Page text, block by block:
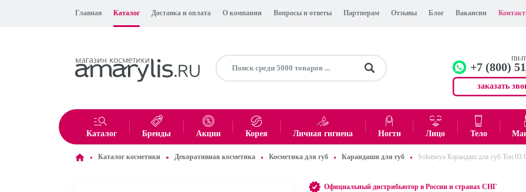
Главная Каталог Доставка и оплата О компании Вопросы и ответы Партнерам Отзывы Блог Вакансии
ПН-
+7 (800)
заказать
Офис +7 (499)
Итого: 0 ₽
Каталог Бренды Акции Корея Личная гигиена Ногти Лицо Тело
Каталог косметики Декоративная косметика Косметика для губ Карандаши для губ Solomeya Карандаш для губ Тон 03
Официальный дистрибьютор в России и странах СНГ